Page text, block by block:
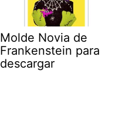
Molde Novia de
Frankenstein para
descargar